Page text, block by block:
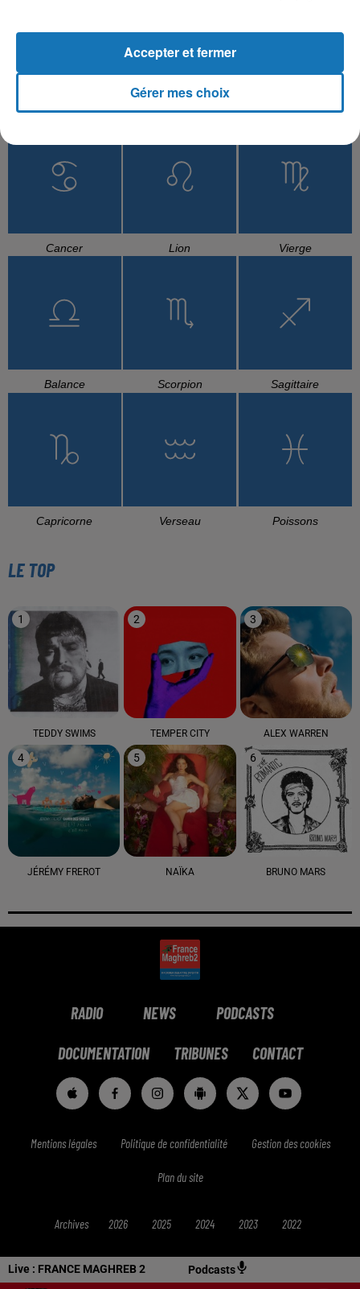
Live : FRANCE MAGHREB 2 Podcasts
Bélier Taureau Gémeaux
Cancer Lion Vierge
Balance Scorpion Sagittaire
Capricorne Verseau Poissons
LE TOP
1
TEDDY SWIMS
2
TEMPER CITY
3
ALEX WARREN
4
JÉRÉMY FREROT
5
NAÏKA
6
BRUNO MARS
RADIO NEWS PODCASTS
DOCUMENTATION TRIBUNES CONTACT
Mentions légales Politique de confidentialité Gestion des cookies
Plan du site
Archives 2026 2025 2024 2023 2022
Gérer mes choix
Accepter et fermer